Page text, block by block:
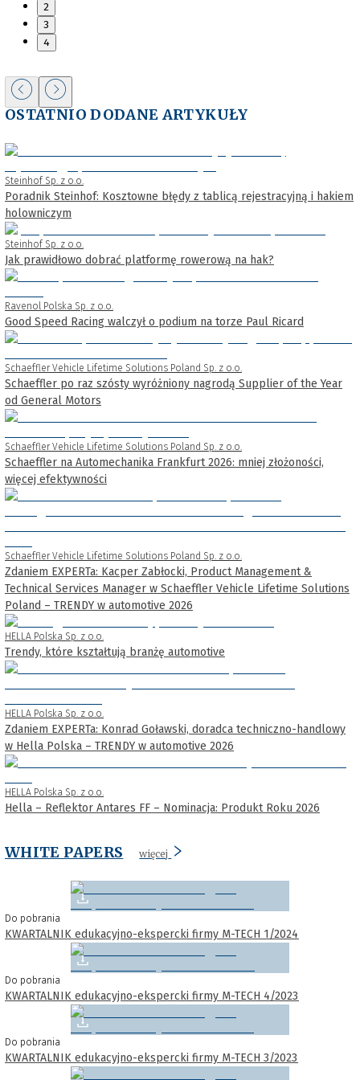
2
3
4
OSTATNIO DODANE ARTYKUŁY
Steinhof Sp. z o.o.
Poradnik Steinhof: Kosztowne błędy z tablicą rejestracyjną i hakiem
holowniczym
Steinhof Sp. z o.o.
Jak prawidłowo dobrać platformę rowerową na hak?
Ravenol Polska Sp. z o.o.
Good Speed Racing walczył o podium na torze Paul Ricard
Schaeffler Vehicle Lifetime Solutions Poland Sp. z o.o.
Schaeffler po raz szósty wyróżniony nagrodą Supplier of the Year
od General Motors
Schaeffler Vehicle Lifetime Solutions Poland Sp. z o.o.
Schaeffler na Automechanika Frankfurt 2026: mniej złożoności,
więcej efektywności
Schaeffler Vehicle Lifetime Solutions Poland Sp. z o.o.
Zdaniem EXPERTa: Kacper Zabłocki, Product Management &
Technical Services Manager w Schaeffler Vehicle Lifetime Solutions
Poland – TRENDY w automotive 2026
HELLA Polska Sp. z o.o.
Trendy, które kształtują branżę automotive
HELLA Polska Sp. z o.o.
Zdaniem EXPERTa: Konrad Goławski, doradca techniczno-handlowy
w Hella Polska – TRENDY w automotive 2026
HELLA Polska Sp. z o.o.
Hella – Reflektor Antares FF – Nominacja: Produkt Roku 2026
WHITE PAPERS więcej
Do pobrania
KWARTALNIK edukacyjno-ekspercki firmy M-TECH 1/2024
Do pobrania
KWARTALNIK edukacyjno-ekspercki firmy M-TECH 4/2023
Do pobrania
KWARTALNIK edukacyjno-ekspercki firmy M-TECH 3/2023